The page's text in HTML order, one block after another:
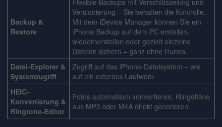
Backup &
Restore
Flexible Backups mit Verschlüsselung und
Versionierung – Sie behalten die Kontrolle.
Mit dem iDevice Manager können Sie ein
iPhone Backup auf dem PC erstellen,
wiederherstellen oder gezielt einzelne
Dateien sichern – ganz ohne iTunes.
Datei-Explorer &
Systemzugriff
Zugriff auf das iPhone-Dateisystem – wie
auf ein externes Laufwerk.
HEIC-
Konvertierung &
Ringtone-Editor
Fotos automatisch konvertieren, Klingeltöne
aus MP3 oder M4A direkt generieren.